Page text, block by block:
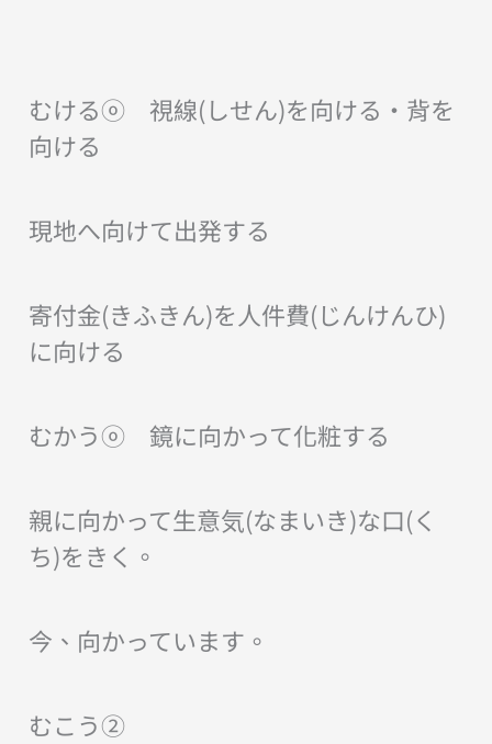
むけるⓞ 視線(しせん)を向ける・背を
向ける
現地へ向けて出発する
寄付金(きふきん)を人件費(じんけんひ)
に向ける
むかうⓞ 鏡に向かって化粧する
親に向かって生意気(なまいき)な口(く
ち)をきく。
今、向かっています。
むこう②